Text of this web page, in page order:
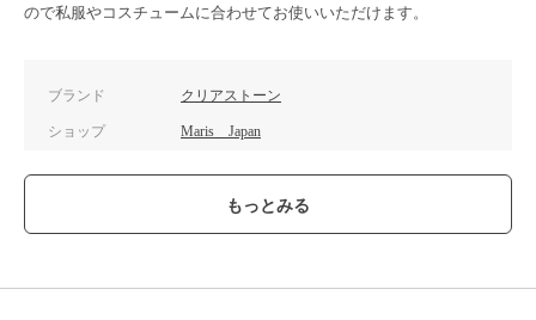
ので私服やコスチュームに合わせてお使いいただけます。
ブランド クリアストーン
ショップ Maris Japan